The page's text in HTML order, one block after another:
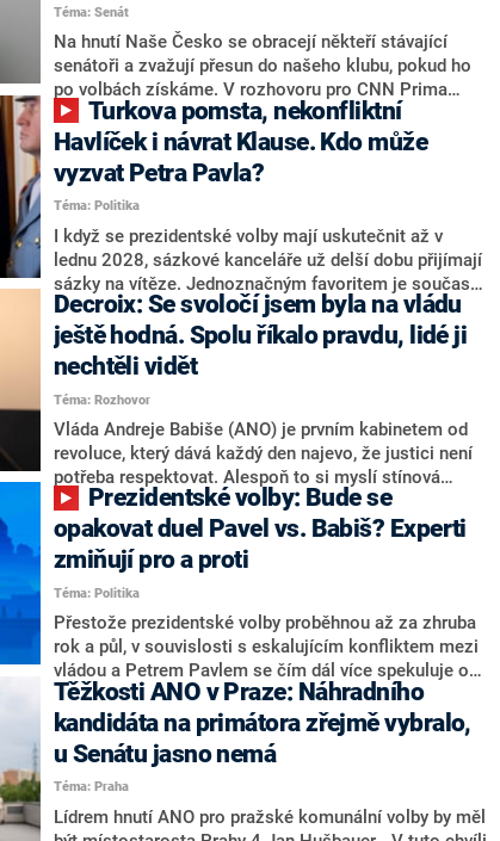
komentátoři mluví jako o slabé a v defenzivě. „Je to
úmorná práce upozorňovat na chyby vlády. Ministři s
námi navíc nechodí do debat. Chceme ale ukazovat
svoje témata,“ odpověděl Grolich na dotaz CNN Prima
NEWS.
Téma: Senát
Na hnutí Naše Česko se obracejí někteří stávající
senátoři a zvažují přesun do našeho klubu, pokud ho
po volbách získáme. V rozhovoru pro CNN Prima
NEWS to řekl zakladatel hnutí a jihočeský hejtman
Martin Kuba. Konkrétní nebyl, ale získat by takto mohl
například senátora Zdeňka Hrabu, který je dnes
součástí klubu ODS a TOP 09. Hraba to na dotaz
redakce nevyloučil. Předseda klubu senátorů ODS
Zdeněk Nytra redakci řekl, že počítá s odchodem
některých senátorů z klubu a že Naše Česko není
nepřítel, ale soupeř.
Havlíček i návrat Klause. Kdo může
vyzvat Petra Pavla?
Téma: Politika
I když se prezidentské volby mají uskutečnit až v
lednu 2028, sázkové kanceláře už delší dobu přijímají
sázky na vítěze. Jednoznačným favoritem je současná
hlava státu Petr Pavel. Daleko za ním pak bookmakeři
zmiňují dva výrazné politiky ANO, tedy premiéra
Andreje Babiše a ministra průmyslu Karla Havlíčka.
Oblíbeným tipem samotných sázkařů je poslanec za
Motoristy Filip Turek. Politolog Jan Kubáček nicméně
o případné kandidatuře kohokoliv ze zmíněné trojice
značně pochybuje. Podle něj současná koalice dosud
nemá osobu, která by Pavlovi mohla konkurovat.
Decroix: Se svoločí jsem byla na vládu
ještě hodná. Spolu říkalo pravdu, lidé ji
nechtěli vidět
Téma: Rozhovor
Vláda Andreje Babiše (ANO) je prvním kabinetem od
revoluce, který dává každý den najevo, že justici není
potřeba respektovat. Alespoň to si myslí stínová
ministryně spravedlnosti ODS Eva Decroix. V
rozhovoru pro CNN Prima NEWS si nebrala servítky
ohledně politického výkonu svého nástupce Jeronýma
Tejce (za ANO) či vládní zmocněnkyně pro lidská
práva Taťány Malé (ANO). Označením „svoloč“ na
adresu vlády prý byla ještě hodná. Decroix se také
vrátila k volební porážce koalice Spolu či promluvila o
hnutí Naše Česko Martina Kuby.
opakovat duel Pavel vs. Babiš? Experti
zmiňují pro a proti
Téma: Politika
Přestože prezidentské volby proběhnou až za zhruba
rok a půl, v souvislosti s eskalujícím konfliktem mezi
vládou a Petrem Pavlem se čím dál více spekuluje o
tom, koho by do bitvy o Hrad mohla vyslat současná
koalice. Někteří političtí komentátoři znovu vytahují
jméno premiéra Andreje Babiše (ANO). Jak moc je
pravděpodobné, že se v prezidentských volbách 2028
bude znovu opakovat souboj z roku 2023?
Těžkosti ANO v Praze: Náhradního
kandidáta na primátora zřejmě vybralo,
u Senátu jasno nemá
Téma: Praha
Lídrem hnutí ANO pro pražské komunální volby by měl